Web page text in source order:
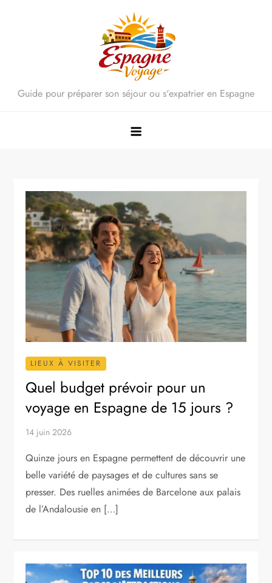
Guide pour préparer son séjour ou s'expatrier en Espagne
LIEUX À VISITER
Quel budget prévoir pour un
voyage en Espagne de 15 jours ?
14 juin 2026
Quinze jours en Espagne permettent de découvrir une
belle variété de paysages et de cultures sans se
presser. Des ruelles animées de Barcelone aux palais
de l’Andalousie en […]